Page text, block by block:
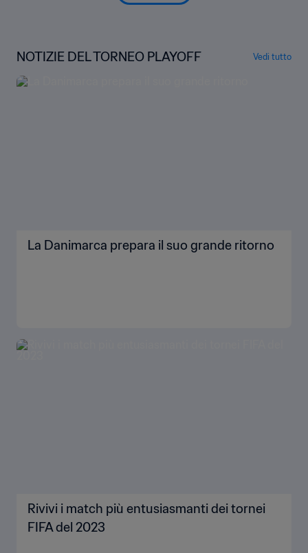
NOTIZIE DEL TORNEO PLAYOFF Vedi tutto
La Danimarca prepara il suo grande ritorno
Rivivi i match più entusiasmanti dei tornei
FIFA del 2023